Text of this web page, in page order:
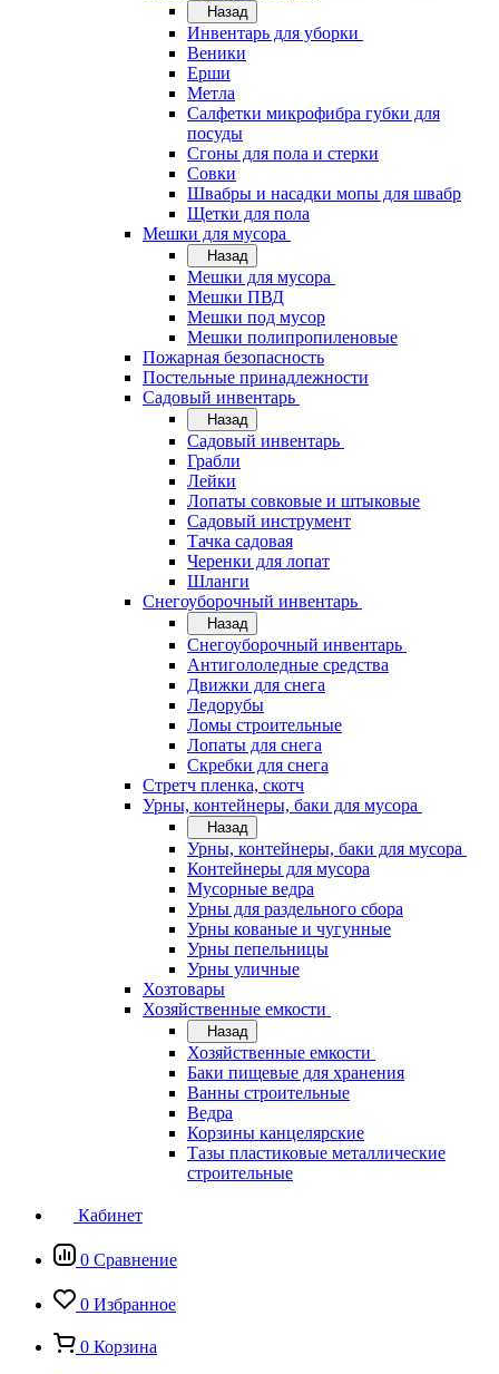
Назад
Инвентарь для уборки
Веники
Ерши
Метла
Салфетки микрофибра губки для
посуды
Сгоны для пола и стерки
Совки
Швабры и насадки мопы для швабр
Щетки для пола
Мешки для мусора
Назад
Мешки для мусора
Мешки ПВД
Мешки под мусор
Мешки полипропиленовые
Пожарная безопасность
Постельные принадлежности
Садовый инвентарь
Назад
Садовый инвентарь
Грабли
Лейки
Лопаты совковые и штыковые
Садовый инструмент
Тачка садовая
Черенки для лопат
Шланги
Снегоуборочный инвентарь
Назад
Снегоуборочный инвентарь
Антигололедные средства
Движки для снега
Ледорубы
Ломы строительные
Лопаты для снега
Скребки для снега
Стретч пленка, скотч
Урны, контейнеры, баки для мусора
Назад
Урны, контейнеры, баки для мусора
Контейнеры для мусора
Мусорные ведра
Урны для раздельного сбора
Урны кованые и чугунные
Урны пепельницы
Урны уличные
Хозтовары
Хозяйственные емкости
Назад
Хозяйственные емкости
Баки пищевые для хранения
Ванны строительные
Ведра
Корзины канцелярские
Тазы пластиковые металлические
строительные
Кабинет
0 Сравнение
0 Избранное
0 Корзина